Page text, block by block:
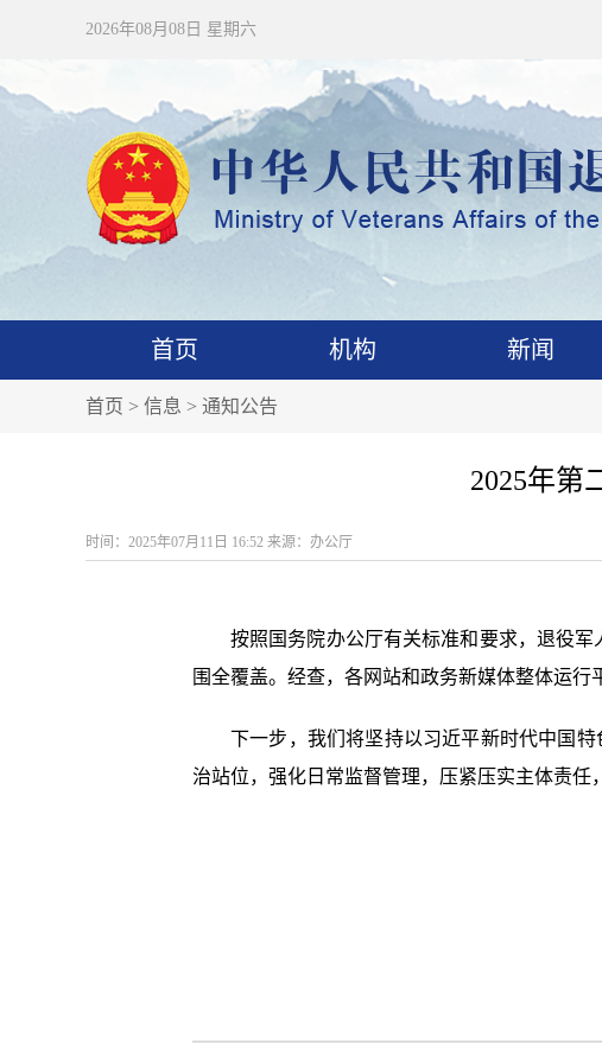
2026年08月08日 星期六
首页 机构 新闻
首页 > 信息 > 通知公告
2025年第
时间：2025年07月11日 16:52 来源：办公厅
按照国务院办公厅有关标准和要求，退役
围全覆盖。经查，各网站和政务新媒体整体运行
下一步，我们将坚持以习近平新时代中国
治站位，强化日常监督管理，压紧压实主体责任